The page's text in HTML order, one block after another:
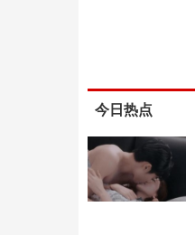
今日热点